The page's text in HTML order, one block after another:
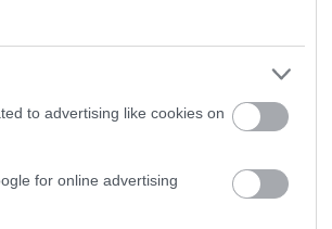
to advertising like cookies on
for online advertising
ideje
időszaki